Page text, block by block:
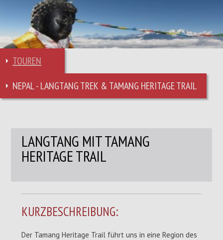
TOUREN
NEPAL - LANGTANG TREK & TAMANG HERITAGE TRAIL
LANGTANG MIT TAMANG
HERITAGE TRAIL
KURZBESCHREIBUNG:
Der Tamang Heritage Trail führt uns in eine Region des